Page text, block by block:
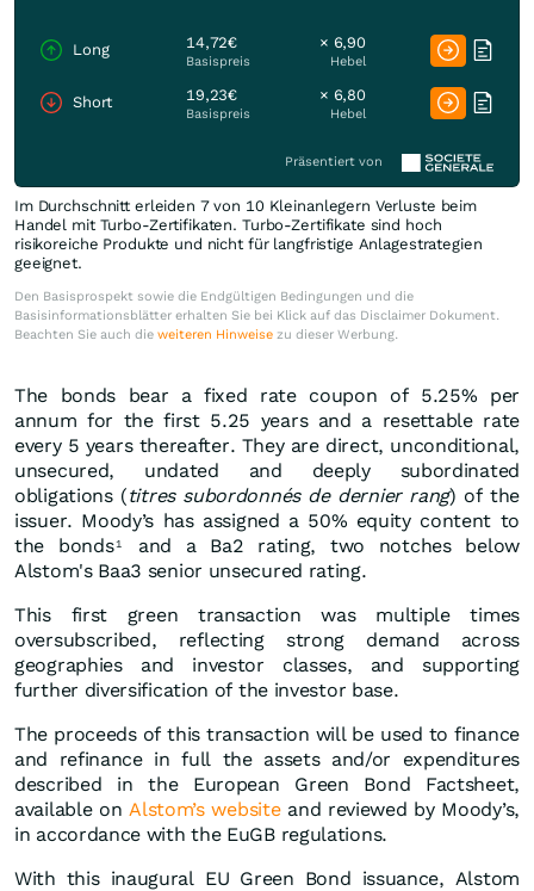
Long 14,72€
Basispreis
× 6,90
Hebel
Short 19,23€
Basispreis
× 6,80
Hebel
Präsentiert von
Im Durchschnitt erleiden 7 von 10 Kleinanlegern Verluste beim
Handel mit Turbo-Zertifikaten. Turbo-Zertifikate sind hoch
risikoreiche Produkte und nicht für langfristige Anlagestrategien
geeignet.
Den Basisprospekt sowie die Endgültigen Bedingungen und die
Basisinformationsblätter erhalten Sie bei Klick auf das Disclaimer Dokument.
Beachten Sie auch die weiteren Hinweise zu dieser Werbung.
The bonds bear a fixed rate coupon of 5.25% per
annum for the first 5.25 years and a resettable rate
every 5 years thereafter. They are direct, unconditional,
unsecured, undated and deeply subordinated
obligations (titres subordonnés de dernier rang) of the
issuer. Moody’s has assigned a 50% equity content to
the bonds 1
and a Ba2 rating, two notches below
Alstom's Baa3 senior unsecured rating.
This first green transaction was multiple times
oversubscribed, reflecting strong demand across
geographies and investor classes, and supporting
further diversification of the investor base.
The proceeds of this transaction will be used to finance
and refinance in full the assets and/or expenditures
described in the European Green Bond Factsheet,
available onAlstom’s websiteand reviewed by Moody’s,
in accordance with the EuGB regulations.
With this inaugural EU Green Bond issuance, Alstom